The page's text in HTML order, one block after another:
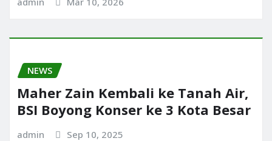
NEWS
Maher Zain Kembali ke Tanah Air,
BSI Boyong Konser ke 3 Kota Besar
admin Sep 10, 2025